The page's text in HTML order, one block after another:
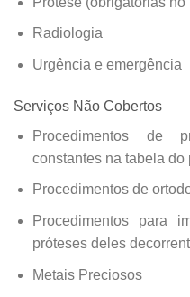
Radiologia
Urgência e emergência
Serviços Não Cobertos
Procedimentos de
constantes na tabela do
Procedimentos de
Procedimentos para
próteses deles
Metais Preciosos